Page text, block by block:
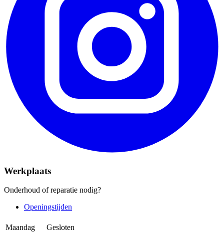
Werkplaats
Onderhoud of reparatie nodig?
Openingstijden
Maandag Gesloten